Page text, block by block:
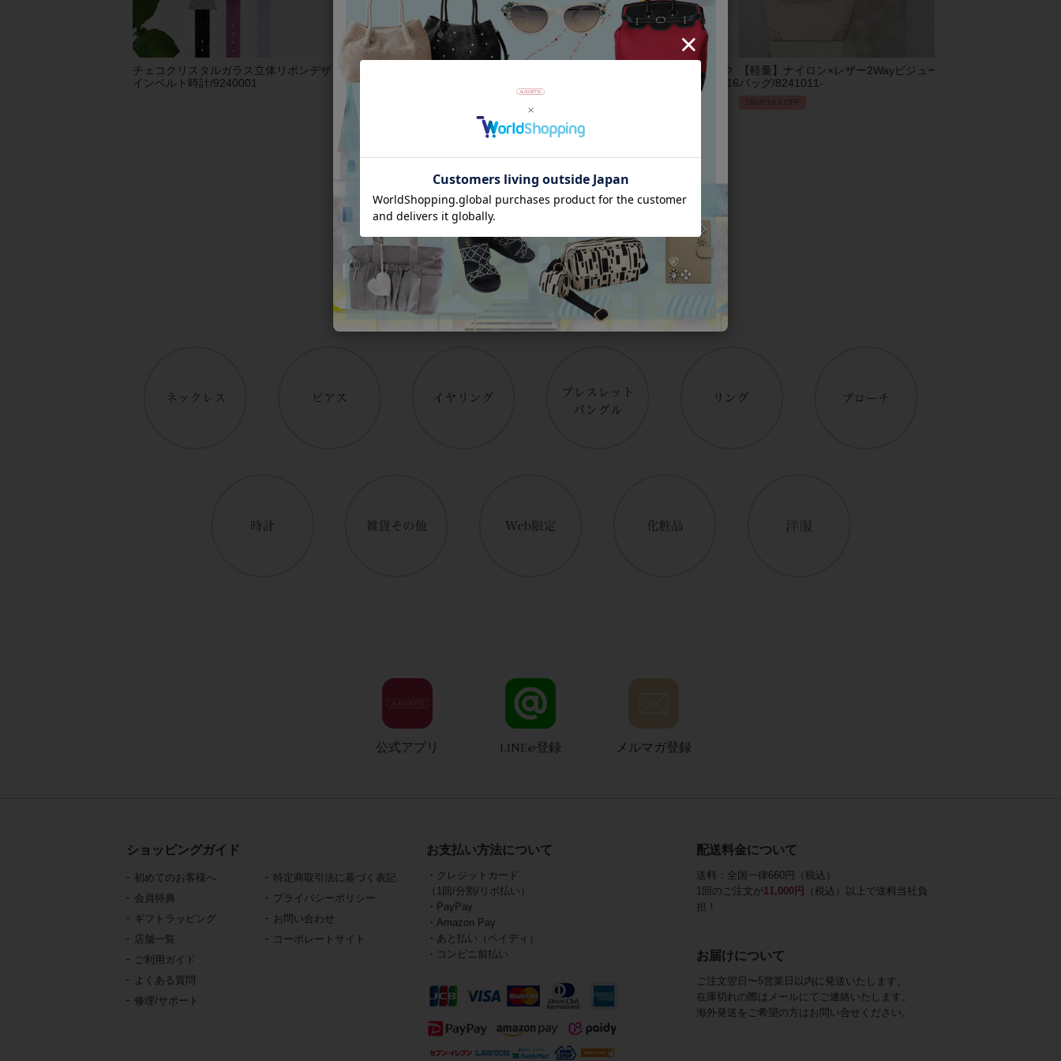
チェコクリスタルガラス立体リボンデザ
インベルト時計/9240001
【アンジェラカプッチ】イタリア製大ぶ
りイヤリング/3021010-
8mm玉マジョルカパール×キュービック
ジルコニアフラワーネックレス/1021016
【軽量】ナイロン×レザー2Wayビジュー
バッグ/8241011-
2BUY10％OFF
Category
アイテムカテゴリー
公式アプリ LINE@登録 メルマガ登録
ショッピングガイド
初めてのお客様へ
会員特典
ギフトラッピング
店舗一覧
ご利用ガイド
よくある質問
修理/サポート
特定商取引法に基づく表記
プライバシーポリシー
お問い合わせ
コーポレートサイト
お支払い方法について
・クレジットカード
（1回/分割/リボ払い）
・PayPay
・Amazon Pay
・あと払い（ペイディ）
・コンビニ前払い
配送料金について
送料：全国一律660円（税込）
1回のご注文が11,000円
（税込）以上で送料当社負
担！
お届けについて
ご注文翌日〜5営業日以内に発送いたします。
在庫切れの際はメールにてご連絡いたします。
海外発送をご希望の方はお問い合せください。